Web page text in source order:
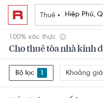
Thuê •
100% xác thực
Bộ lọc 1 Khoảng giá